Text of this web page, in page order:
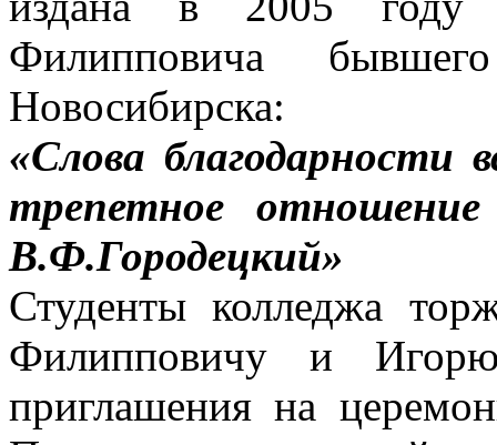
Филипповича
Новосибирска:
«Слова благодарности
трепетное
В.Ф.Городецкий»
Студенты колледжа
Филипповичу и
приглашения на